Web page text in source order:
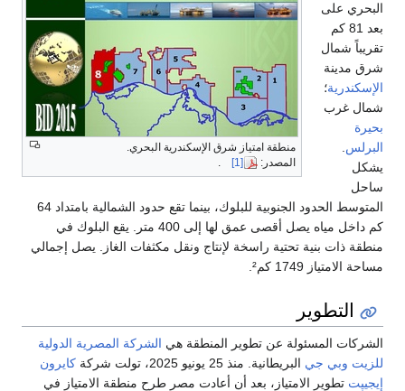
منطقة امتياز شرق الإسكندرية البحري.
المصدر:
[1]
البحري على
بعد 81 كم
تقريباً شمال
شرق مدينة
الإسكندرية؛
شمال غرب
بحيرة
البرلس.
يشكل
ساحل
المتوسط الحدود الجنوبية للبلوك، بينما تقع حدود الشمالية بامتداد 64
كم داخل مياه يصل أقصى عمق لها إلى 400 متر. يقع البلوك في
منطقة ذات بنية تحتية راسخة لإنتاج ونقل مكثفات الغاز. يصل إجمالي
مساحة الامتياز 1749 كم².
التطوير
الشركات المسئولة عن تطوير المنطقة هي الشركة المصرية الدولية
للزيت وبي جي البريطانية. منذ 25 يونيو 2025، تولت شركة
كايرون
إيجيپت تطوير الامتياز، بعد أن أعادت مصر طرح منطقة الامتياز في